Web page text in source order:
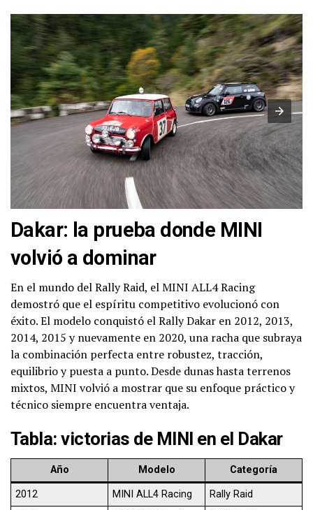
Dakar: la prueba donde MINI
volvió a dominar
En el mundo del Rally Raid, el MINI ALL4 Racing
demostró que el espíritu competitivo evolucionó con
éxito. El modelo conquistó el Rally Dakar en 2012, 2013,
2014, 2015 y nuevamente en 2020, una racha que subraya
la combinación perfecta entre robustez, tracción,
equilibrio y puesta a punto. Desde dunas hasta terrenos
mixtos, MINI volvió a mostrar que su enfoque práctico y
técnico siempre encuentra ventaja.
Tabla: victorias de MINI en el Dakar
Año Modelo Categoría
2012 MINI ALL4 Racing
Rally Raid